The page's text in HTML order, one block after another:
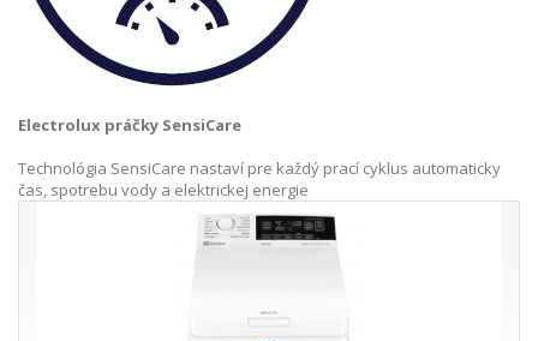
Electrolux práčky SensiCare
Technológia SensiCare nastaví pre každý prací cyklus automaticky
čas, spotrebu vody a elektrickej energie